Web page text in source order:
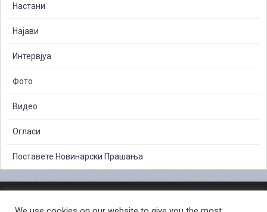
Настани
Најави
Интервјуа
Фото
Видео
Огласи
Поставете Новинарски Прашања